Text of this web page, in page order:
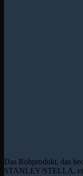
Das Rohprodukt, das
STANLEY/STELLA,